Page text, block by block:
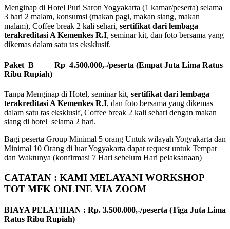
Menginap di Hotel Puri Saron Yogyakarta (1 kamar/peserta) selama
3 hari 2 malam, konsumsi (makan pagi, makan siang, makan
malam), Coffee break 2 kali sehari, sertifikat dari lembaga
terakreditasi A Kemenkes R.I, seminar kit, dan foto bersama yang
dikemas dalam satu tas eksklusif.
Paket B Rp 4.500.000,-/peserta (Empat Juta Lima Ratus
Ribu Rupiah)
Tanpa Menginap di Hotel, seminar kit, sertifikat dari lembaga
terakreditasi A Kemenkes R.I, dan foto bersama yang dikemas
dalam satu tas eksklusif, Coffee break 2 kali sehari dengan makan
siang di hotel selama 2 hari.
Bagi peserta Group Minimal 5 orang Untuk wilayah Yogyakarta dan
Minimal 10 Orang di luar Yogyakarta dapat request untuk Tempat
dan Waktunya (konfirmasi 7 Hari sebelum Hari pelaksanaan)
CATATAN : KAMI MELAYANI WORKSHOP
TOT MFK ONLINE VIA ZOOM
BIAYA PELATIHAN : Rp. 3.500.000,-/peserta (Tiga Juta Lima
Ratus Ribu Rupiah)